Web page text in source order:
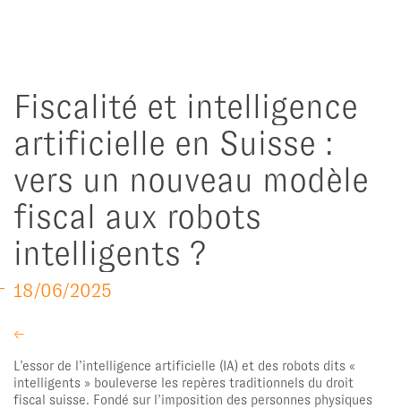
Fiscalité et intelligence
artificielle en Suisse :
vers un nouveau modèle
fiscal aux robots
intelligents ?
18/06/2025
←
L’essor de l’intelligence artificielle (IA) et des robots dits «
intelligents » bouleverse les repères traditionnels du droit
fiscal suisse. Fondé sur l’imposition des personnes physiques